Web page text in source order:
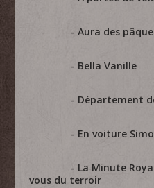
Aura des
Bella Vanille
Département
En voiture
La Minute
vous du terroir